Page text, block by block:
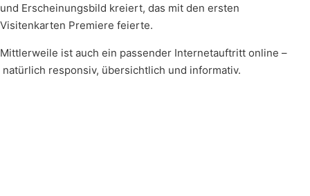
und Erscheinungsbild kreiert, das mit den ersten
Visitenkarten Premiere feierte.
Mittlerweile ist auch ein passender Internetauftritt online –
natürlich responsiv, übersichtlich und informativ.